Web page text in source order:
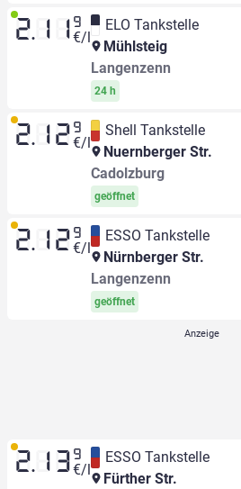
2.11 9
€/l
ELO Tankstelle
Mühlsteig
Langenzenn
24 h
2.12 9
€/l
Shell Tankstelle
Nuernberger Str.
Cadolzburg
geöffnet
2.12 9
€/l
ESSO Tankstelle
Nürnberger Str.
Langenzenn
geöffnet
2.13 9
€/l
ESSO Tankstelle
Fürther Str.